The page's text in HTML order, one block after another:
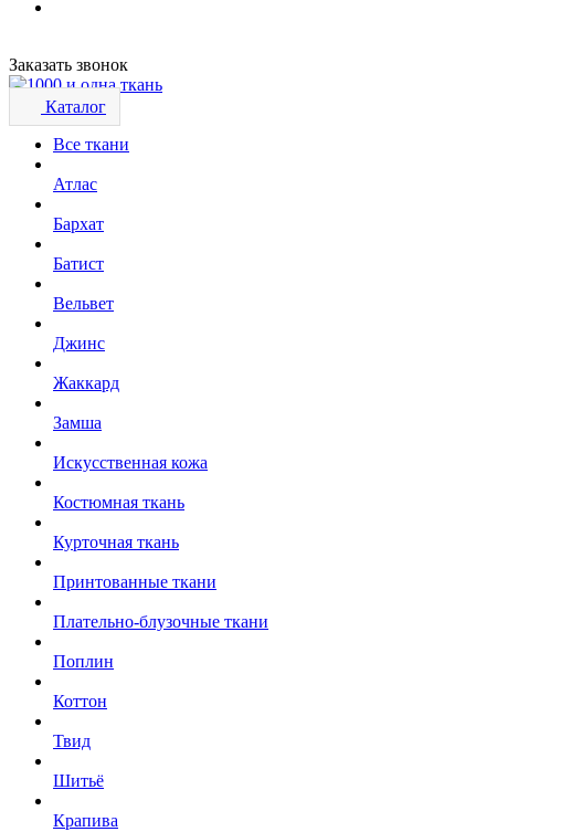
Заказать звонок
Каталог
Все ткани
Атлас
Бархат
Батист
Вельвет
Джинс
Жаккард
Замша
Искусственная кожа
Костюмная ткань
Курточная ткань
Принтованные ткани
Плательно-блузочные ткани
Поплин
Коттон
Твид
Шитьё
Крапива